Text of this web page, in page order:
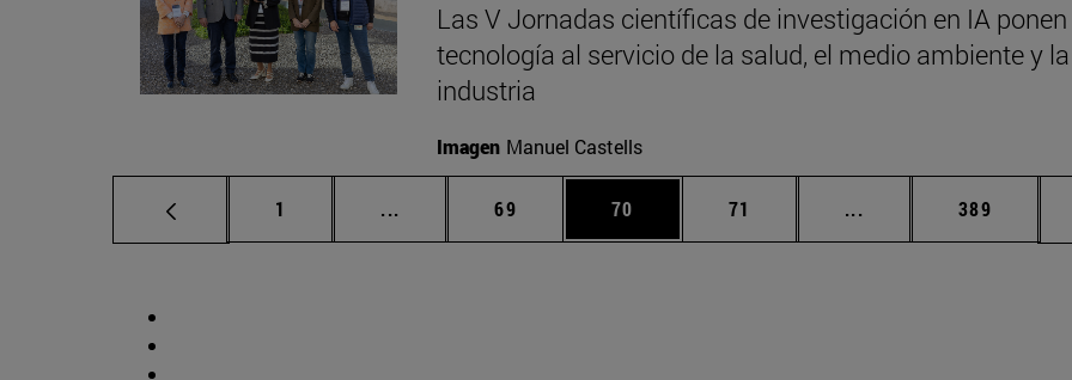
Las V Jornadas científicas de investigación en IA
tecnología al servicio de la salud, el medio ambiente y la
industria
Imagen Manuel Castells
Página
1 ... Páginas intermedias Use TAB para desplazarse.
Página
69 Página
70 Página
71 ... Páginas intermedias
Página
389